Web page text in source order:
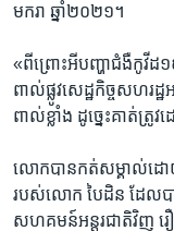
មករា​ ឆ្នាំ២០២១។​
«ពីព្រោះ​អី​បញ្ហា​ជំងឺ​កូវីដ១
ពាល់​ផ្លូវ​សេដ្ឋកិច្ច​សហ​រដ្
ពាល់​ខ្លាំង​ ដូច្នេះ​គាត់​ត្រូ
លោក​បាន​កត់សម្គាល់​ដោយ​
របស់​លោក ​បៃដិន​ ដែល​បា
សហគមន៍​អន្តរជាតិ​វិញ​ រ